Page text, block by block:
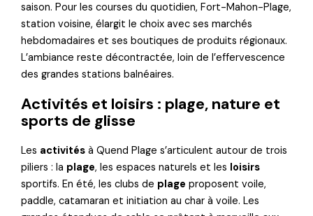
saison. Pour les courses du quotidien, Fort-Mahon-Plage,
station voisine, élargit le choix avec ses marchés
hebdomadaires et ses boutiques de produits régionaux.
L’ambiance reste décontractée, loin de l’effervescence
des grandes stations balnéaires.
Activités et loisirs : plage, nature et
sports de glisse
Les activités à Quend Plage s’articulent autour de trois
piliers : la plage, les espaces naturels et les loisirs
sportifs. En été, les clubs de plage proposent voile,
paddle, catamaran et initiation au char à voile. Les